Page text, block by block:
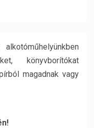
könyvborítókat
magadnak vagy